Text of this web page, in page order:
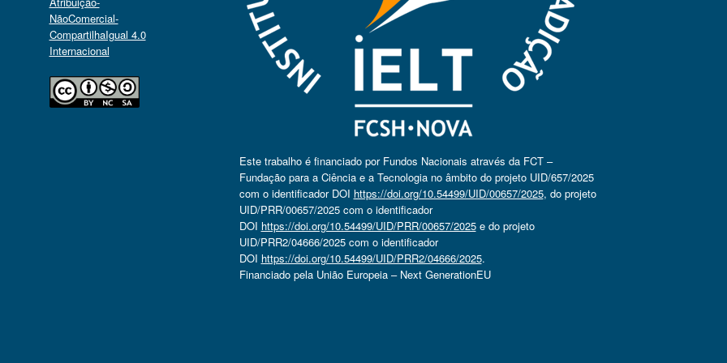
NãoComercial-
CompartilhaIgual 4.0
Internacional
Este trabalho é financiado por Fundos Nacionais através da FCT –
Fundação para a Ciência e a Tecnologia no âmbito do projeto UID/657/2025
com o identificador DOI https://doi.org/10.54499/UID/00657/2025, do projeto
UID/PRR/00657/2025 com o identificador
DOI https://doi.org/10.54499/UID/PRR/00657/2025e do projeto
UID/PRR2/04666/2025 com o identificador
DOI https://doi.org/10.54499/UID/PRR2/04666/2025.
Financiado pela União Europeia – Next GenerationEU